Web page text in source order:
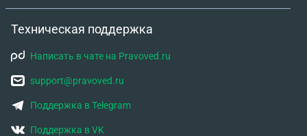
Техническая поддержка
Написать в чате на Pravoved.ru
support@pravoved.ru
Поддержка в Telegram
Поддержка в VK